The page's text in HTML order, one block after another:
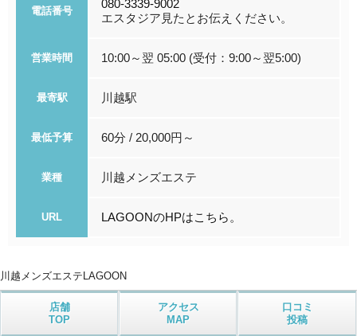
電話番号
080-3339-9002
エスタジア見たとお伝えください。
営業時間 10:00～翌 05:00 (受付：9:00～翌5:00)
最寄駅 川越駅
最低予算 60分 / 20,000円～
業種 川越メンズエステ
URL LAGOONのHPはこちら。
川越メンズエステ LAGOON
店舗
TOP
アクセス
MAP
口コミ
投稿